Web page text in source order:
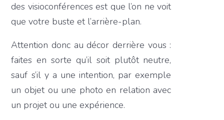
des visioconférences est que l’on ne voit
que votre buste et l’arrière-plan.
Attention donc au décor derrière vous :
faites en sorte qu’il soit plutôt neutre,
sauf s’il y a une intention, par exemple
un objet ou une photo en relation avec
un projet ou une expérience.